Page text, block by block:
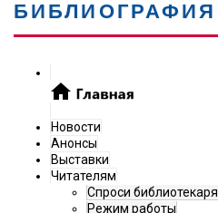
БИБЛИОГРАФИЯ
Новости
Анонсы
Выставки
Читателям
Спроси библиотекаря
Режим работы